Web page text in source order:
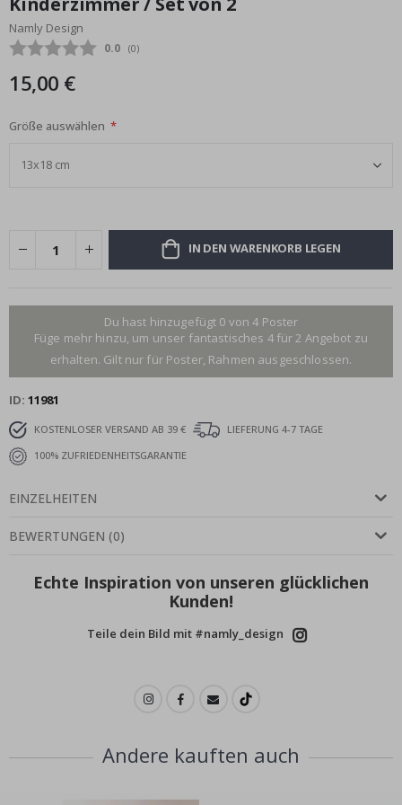
Bildgalerie
springen
Namly Design
Durchschnittliche Bewertung:
0.0 (abgegebene bewertungen:
0)
15,00 €
Größe auswählen
IN DEN WARENKORB LEGEN
Du hast hinzugefügt 0 von 4 Poster
Füge mehr hinzu, um unser fantastisches 4 für 2 Angebot zu
erhalten. Gilt nur für Poster, Rahmen ausgeschlossen.
ID 11981
KOSTENLOSER VERSAND AB 39 €
LIEFERUNG 4-7 TAGE
100% ZUFRIEDENHEITSGARANTIE
EINZELHEITEN
BEWERTUNGEN (0)
Echte Inspiration von unseren glücklichen
Kunden!
Teile dein Bild mit #namly_design
Andere kauften auch